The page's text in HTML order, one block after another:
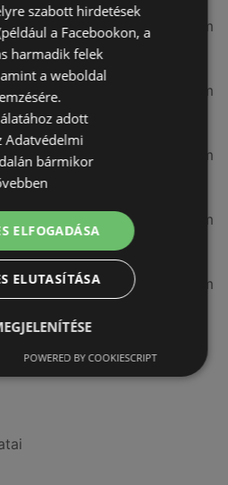
3,31 km
3,32 km
3,41 km
3,58 km
3,59 km
szabott hirdetések
a Facebookon, a
harmadik felek
a weboldal
adott
Adatvédelmi
bármikor
ELFOGADÁSA
ELUTASÍTÁSA
POWERED BY COOKIESCRIPT